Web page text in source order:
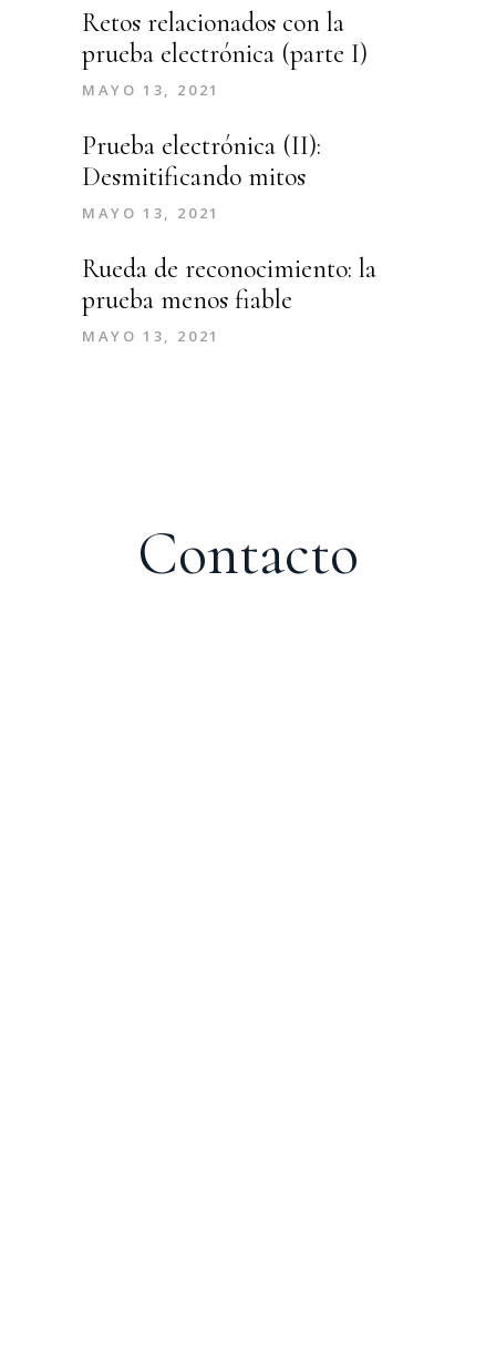
Retos relacionados con la
prueba electrónica (parte I)
MAYO 13, 2021
Prueba electrónica (II):
Desmitificando mitos
MAYO 13, 2021
Rueda de reconocimiento: la
prueba menos fiable
MAYO 13, 2021
Contacto